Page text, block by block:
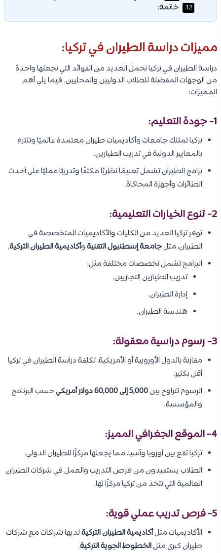
12. خاتمة:
مميزات دراسة الطيران في تركيا:
دراسة الطيران في تركيا تحمل العديد من الفوائد التي تجعلها واحدة
من الوجهات المفضلة للطلاب الدوليين والمحليين. فيما يلي أهم
المميزات:
1- جودة التعليم:
تركيا تمتلك جامعات وأكاديميات طيران معتمدة عالميًا وتلتزم
بالمعايير الدولية في تدريب الطيارين.
برامج الطيران تشمل تعليمًا نظريًا مكثفًا وتدريبًا عمليًا على أحدث
الطائرات وأجهزة المحاكاة.
2- تنوع الخيارات التعليمية:
توفر تركيا العديد من الكليات والأكاديميات المتخصصة في
الطيران، مثلجامعة إسطنبول التقنيةوأكاديمية الطيران التركية.
البرامج تشمل تخصصات مختلفة مثل:
تدريب الطيارين التجاريين.
إدارة الطيران.
هندسة الطيران.
3- رسوم دراسية معقولة:
مقارنة بالدول الأوروبية أو الأمريكية، تكلفة دراسة الطيران في تركيا
أقل بكثير.
الرسوم تتراوح بين5,000 إلى 60,000 دولار أمريكي
حسب البرنامج
والمؤسسة.
4- الموقع الجغرافي المميز:
تركيا تقع بين أوروبا وآسيا، مما يجعلها مركزًا للطيران الدولي.
الطلاب يستفيدون من فرص التدريب والعمل في شركات الطيران
العالمية التي تتخذ من تركيا مركزًا لها.
5- فرص تدريب عملي قوية:
الأكاديميات مثلأكاديمية الطيران التركيةلديها شراكات مع شركات
طيران كبرى مثلالخطوط الجوية التركية.